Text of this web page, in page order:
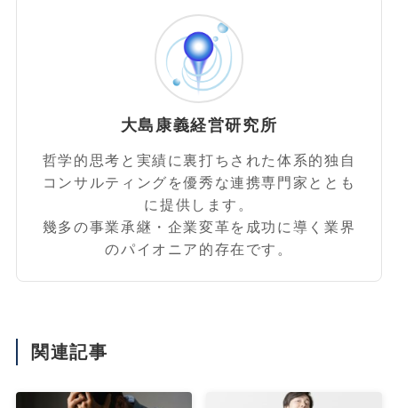
大島康義経営研究所
哲学的思考と実績に裏打ちされた体系的独自
コンサルティングを優秀な連携専門家ととも
に提供します。
幾多の事業承継・企業変革を成功に導く業界
のパイオニア的存在です。
関連記事